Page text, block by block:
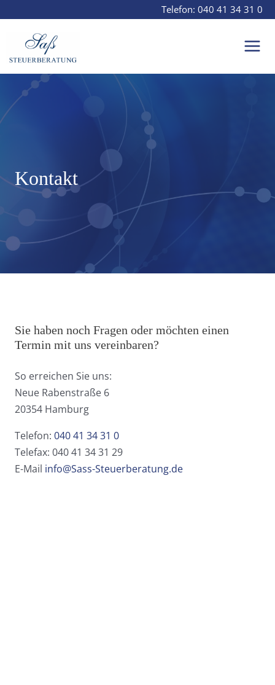
springen
Telefon: 040 41 34 31 0
Kontakt
Sie haben noch Fragen oder möchten einen
Termin mit uns vereinbaren?
So erreichen Sie uns:
Neue Rabenstraße 6
20354 Hamburg
Telefon: 040 41 34 31 0
Telefax: 040 41 34 31 29
E-Mail info@Sass-Steuerberatung.de